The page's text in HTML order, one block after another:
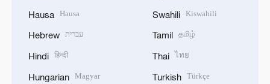
Hausa Hausa
Hebrew עברית
Hindi हिन्दी
Hungarian Magyar
Swahili Kiswahili
Tamil தமிழ்
Thai ไทย
Turkish Türkçe